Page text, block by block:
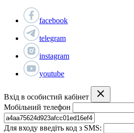
facebook
telegram
instagram
youtube
Вхід в особистий кабінет
Мобільний телефон
Для входу введіть код з SMS: